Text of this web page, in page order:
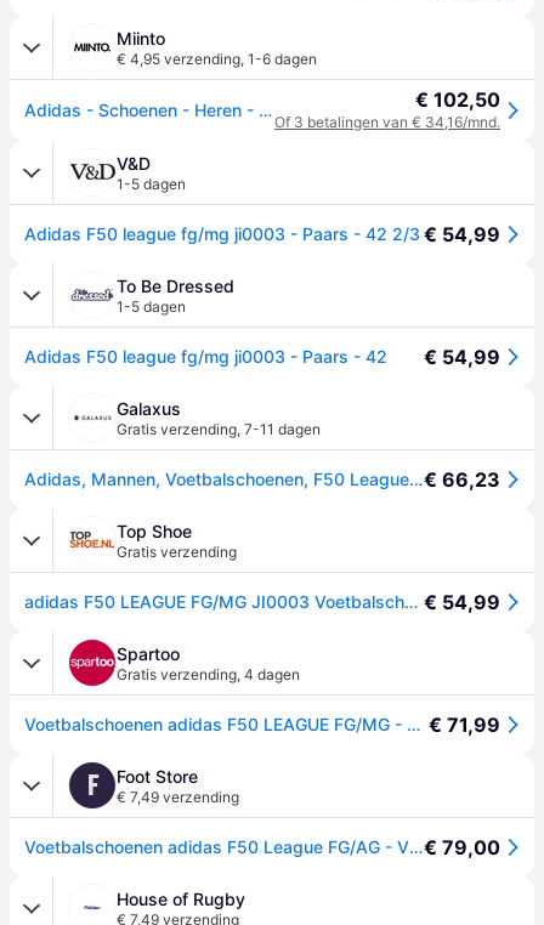
Miinto
€ 4,95 verzending, 1-6 dagen
Adidas - Schoenen - Heren - Sport - Veelkleurig - Maat: 42 EU € 102,50
Of 3 betalingen van € 34,16/mnd.
V&D
1-5 dagen
Adidas F50 league fg/mg ji0003 - Paars - 42 2/3 € 54,99
To Be Dressed
1-5 dagen
Adidas F50 league fg/mg ji0003 - Paars - 42 € 54,99
Galaxus
Gratis verzending, 7-11 dagen
Adidas, Mannen, Voetbalschoenen, F50 League FG/AG (44 2/3), Paars€ 66,23
Top Shoe
Gratis verzending
adidas F50 LEAGUE FG/MG JI0003 Voetbalschoenen € 54,99
Spartoo
Gratis verzending, 4 dagen
Voetbalschoenen adidas F50 LEAGUE FG/MG - Violet - 42,44,46,41 1/3,42 2/3,43 1/3,44 2/3,45 1/3,46 2/3,47 1/3,EU 42,EU 44 € 71,99
F Foot Store
€ 7,49 verzending
Voetbalschoenen adidas F50 League FG/AG - Violet€ 79,00
House of Rugby
€ 7,49 verzending